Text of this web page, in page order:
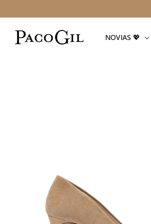
al contenido
NOVIAS 💖